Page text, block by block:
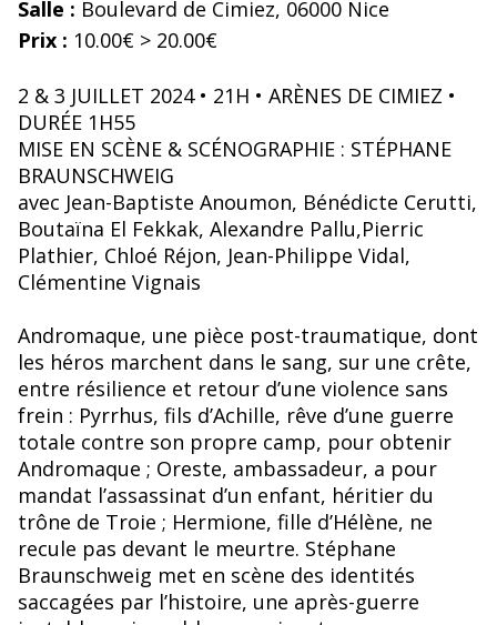
Salle : Boulevard de Cimiez, 06000 Nice
Prix : 10.00€ > 20.00€
2 & 3 JUILLET 2024 • 21H • ARÈNES DE CIMIEZ •
DURÉE 1H55
MISE EN SCÈNE & SCÉNOGRAPHIE : STÉPHANE
BRAUNSCHWEIG
avec Jean-Baptiste Anoumon, Bénédicte Cerutti,
Boutaïna El Fekkak, Alexandre Pallu,Pierric
Plathier, Chloé Réjon, Jean-Philippe Vidal,
Clémentine Vignais
Andromaque, une pièce post-traumatique, dont
les héros marchent dans le sang, sur une crête,
entre résilience et retour d’une violence sans
frein : Pyrrhus, fils d’Achille, rêve d’une guerre
totale contre son propre camp, pour obtenir
Andromaque ; Oreste, ambassadeur, a pour
mandat l’assassinat d’un enfant, héritier du
trône de Troie ; Hermione, fille d’Hélène, ne
recule pas devant le meurtre. Stéphane
Braunschweig met en scène des identités
saccagées par l’histoire, une après-guerre